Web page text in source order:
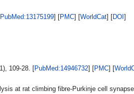
PubMed:13175199 PMC ] [WorldCat DOI
109-28. [PubMed:14946732] [PMC] [
at rat climbing fibre-Purkinje cell